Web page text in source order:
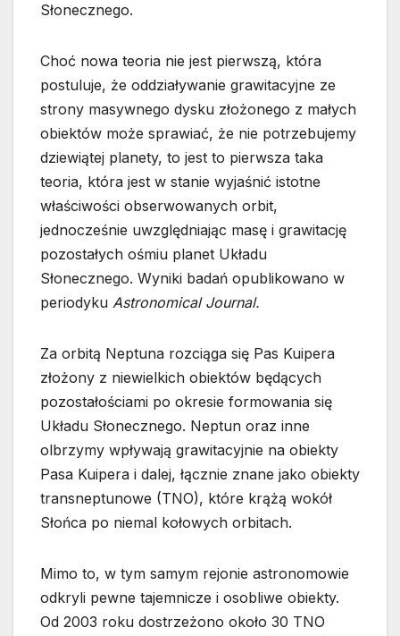
Słonecznego.
Choć nowa teoria nie jest pierwszą, która
postuluje, że oddziaływanie grawitacyjne ze
strony masywnego dysku złożonego z małych
obiektów może sprawiać, że nie potrzebujemy
dziewiątej planety, to jest to pierwsza taka
teoria, która jest w stanie wyjaśnić istotne
właściwości obserwowanych orbit,
jednocześnie uwzględniając masę i grawitację
pozostałych ośmiu planet Układu
Słonecznego. Wyniki badań opublikowano w
periodyku Astronomical Journal.
Za orbitą Neptuna rozciąga się Pas Kuipera
złożony z niewielkich obiektów będących
pozostałościami po okresie formowania się
Układu Słonecznego. Neptun oraz inne
olbrzymy wpływają grawitacyjnie na obiekty
Pasa Kuipera i dalej, łącznie znane jako obiekty
transneptunowe (TNO), które krążą wokół
Słońca po niemal kołowych orbitach.
Mimo to, w tym samym rejonie astronomowie
odkryli pewne tajemnicze i osobliwe obiekty.
Od 2003 roku dostrzeżono około 30 TNO